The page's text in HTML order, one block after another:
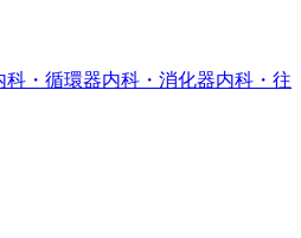
・循環器内科・消化器内科・往